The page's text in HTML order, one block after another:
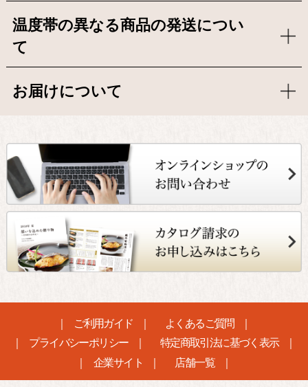
温度帯の異なる商品の発送につい
て
お届けについて
ご利用ガイド
よくあるご質問
プライバシーポリシー
特定商取引法に基づく表示
企業サイト
店舗一覧